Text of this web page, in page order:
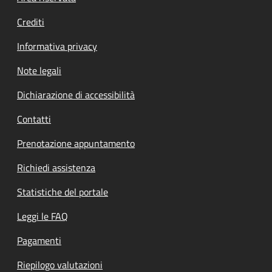
Crediti
Informativa privacy
Note legali
Dichiarazione di accessibilità
Contatti
Prenotazione appuntamento
Richiedi assistenza
Statistiche del portale
Leggi le FAQ
Pagamenti
Riepilogo valutazioni